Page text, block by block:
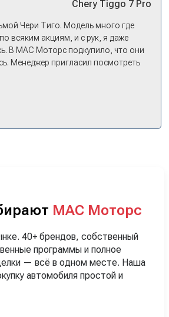
Chery Tiggo 7 Pro
Чери Тиго. Модель много где
всяким акциям, и с рук, я даже
В МАС Моторс подкупило, что они
Менеджер пригласил посмотреть
недалеко, пришли в салон - и в тот
Неожиданно, но довольны! Все
своего дела!
МАС Моторс
40+ брендов, собственный
программы и полное
— всё в одном месте. Наша
автомобиля простой и